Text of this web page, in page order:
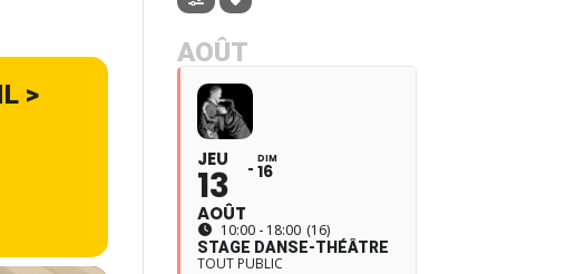
>
AOÛT
JEU
13
AOÛT
DIM
16
10:00 - 18:00 (16)
STAGE DANSE-THÉÂTRE
TOUT PUBLIC